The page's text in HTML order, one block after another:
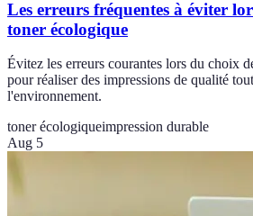
Les erreurs fréquentes à éviter
toner écologique
Évitez les erreurs courantes lors du choix
pour réaliser des impressions de qualité
l'environnement.
toner écologiqueimpression durable
Aug 5